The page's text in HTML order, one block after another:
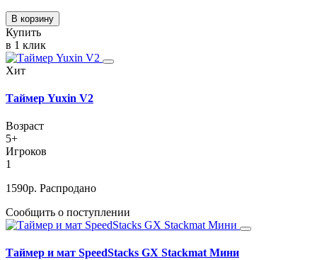
В корзину
Купить
в 1 клик
Хит
Таймер Yuxin V2
Возраст
5+
Игроков
1
1590р. Распродано
Сообщить о поступлении
Таймер и мат SpeedStacks GX Stackmat Мини